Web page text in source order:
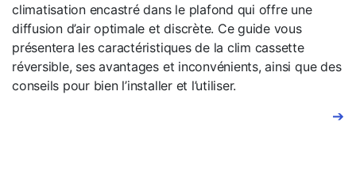
climatisation encastré dans le plafond qui offre une
diffusion d’air optimale et discrète. Ce guide vous
présentera les caractéristiques de la clim cassette
réversible, ses avantages et inconvénients, ainsi que des
conseils pour bien l’installer et l’utiliser.
➔